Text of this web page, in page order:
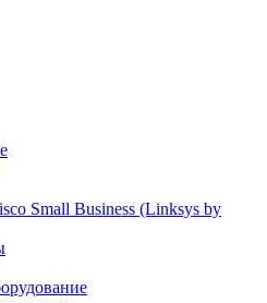
Small Business (Linksys by